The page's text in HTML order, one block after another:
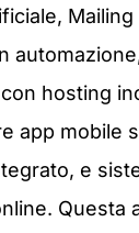
hosting
app mobile
e
Questa